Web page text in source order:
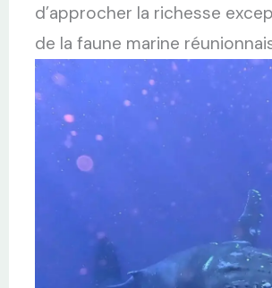
d’approcher la richesse
de la faune marine